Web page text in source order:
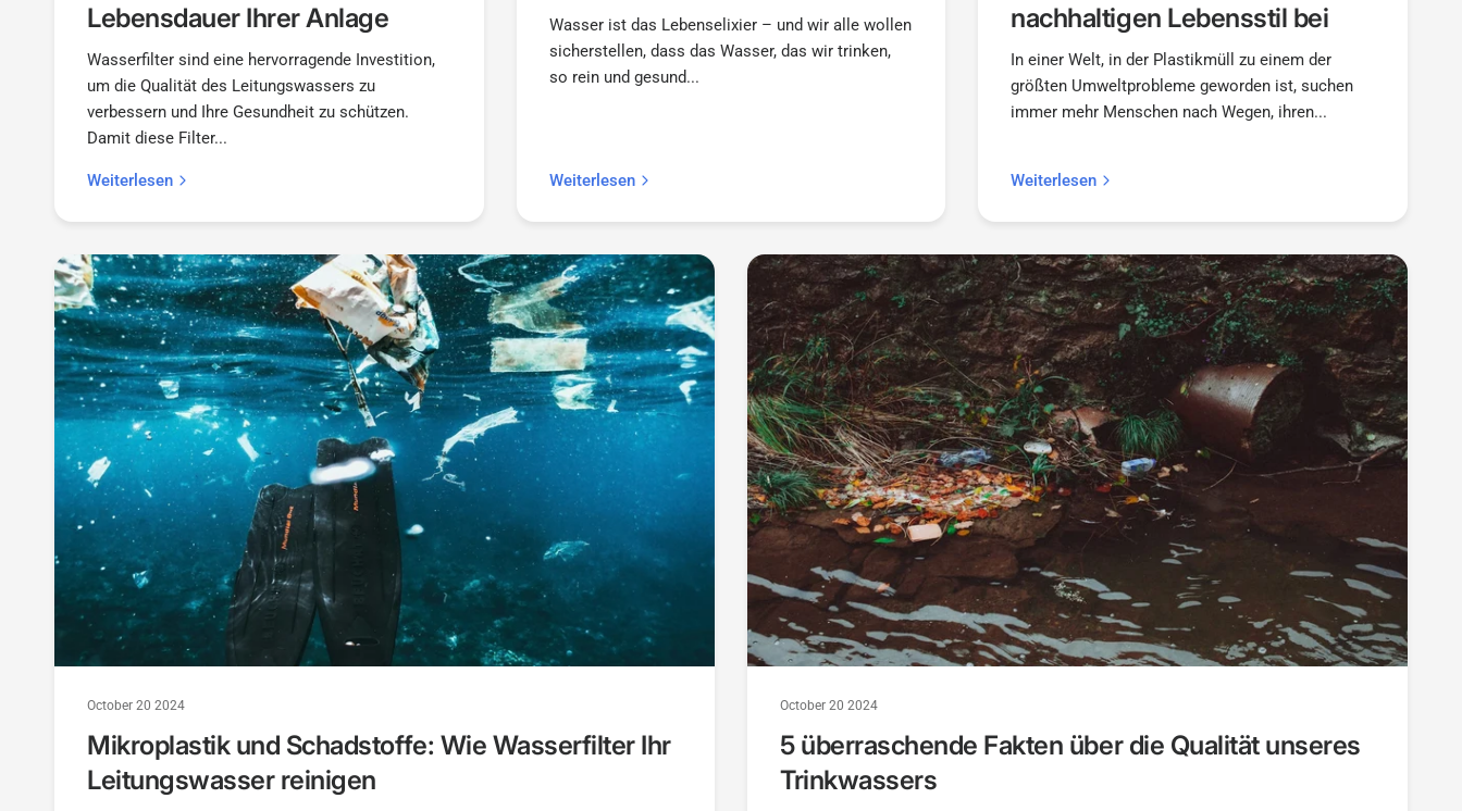
Lebensdauer Ihrer Anlage
Wasserfilter sind eine hervorragende Investition,
um die Qualität des Leitungswassers zu
verbessern und Ihre Gesundheit zu schützen.
Damit diese Filter...
Weiterlesen
Wasser ist das Lebenselixier – und wir alle wollen
sicherstellen, dass das Wasser, das wir trinken,
so rein und gesund...
Weiterlesen
nachhaltigen Lebensstil bei
In einer Welt, in der Plastikmüll zu einem der
größten Umweltprobleme geworden ist, suchen
immer mehr Menschen nach Wegen, ihren...
Weiterlesen
October 20 2024
Mikroplastik und Schadstoffe: Wie Wasserfilter Ihr
Leitungswasser reinigen
October 20 2024
5 überraschende Fakten über die Qualität unseres
Trinkwassers